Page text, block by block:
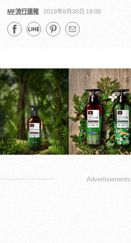
MF流行速報 2019年8月30日 19:00
Advertisements